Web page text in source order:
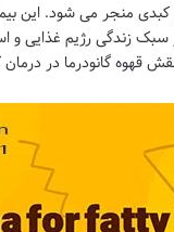
منجر می شود. این
زندگی رژیم غذایی
قهوه گانودرما در